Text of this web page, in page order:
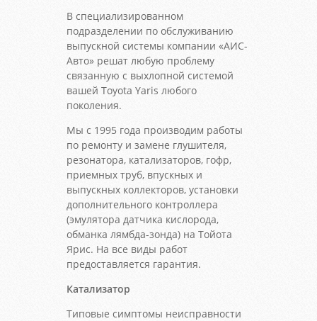
В специализированном
подразделении по обслуживанию
выпускной системы компании «АИС-
Авто» решат любую проблему
связанную с выхлопной системой
вашей Toyota Yaris любого
поколения.
Мы с 1995 года производим работы
по ремонту и замене глушителя,
резонатора, катализаторов, гофр,
приемных труб, впускных и
выпускных коллекторов, установки
дополнительного контроллера
(эмулятора датчика кислорода,
обманка лямбда-зонда) на Тойота
Ярис. На все виды работ
предоставляется гарантия.
Катализатор
Типовые симптомы неисправности